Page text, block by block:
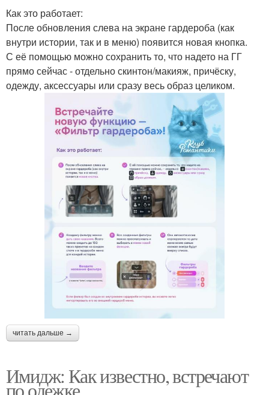
Как это работает:
После обновления слева на экране гардероба (как
внутри истории, так и в меню) появится новая кнопка.
С её помощью можно сохранить то, что надето на ГГ
прямо сейчас - отдельно скинтон/макияж, причёску,
одежду, аксессуары или сразу весь образ целиком.
читать дальше →
Имидж: Как известно, встречают
по одежке.